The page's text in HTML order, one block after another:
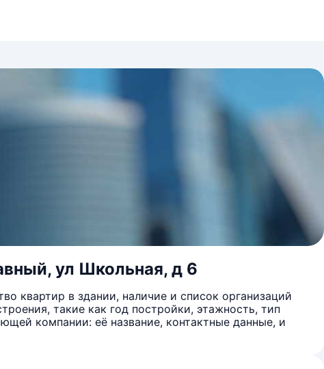
ул Школьная, д 6
квартир в здании, наличие и список организаций
такие как год постройки, этажность, тип
компании: её название, контактные данные, и